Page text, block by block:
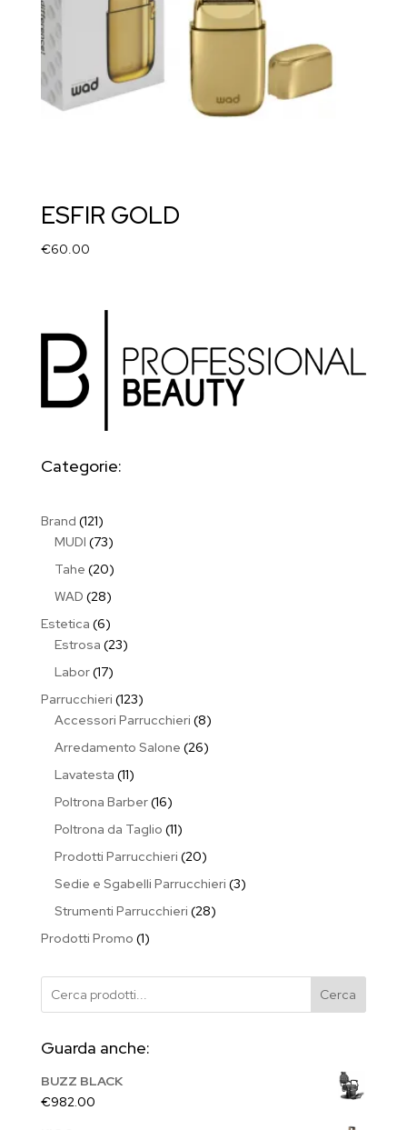
ESFIR GOLD
€60.00
Categorie:
Brand 121121
prodotti
MUDI 7373
prodotti
Tahe 2020
prodotti
WAD 2828
prodotti
Estetica 66
prodotti
Estrosa 2323
Labor 1717
prodotti
Parrucchieri 123123
prodotti
Accessori Parrucchieri 88
prodotti
Arredamento Salone 2626
Lavatesta 1111
prodotti
Poltrona Barber 1616
prodotti
Poltrona da Taglio 1111
prodotti
Prodotti Parrucchieri 2020
prodotti
Sedie e Sgabelli Parrucchieri 33
Strumenti Parrucchieri 2828
Prodotti Promo 11
Cerca
Guarda anche:
BUZZ BLACK
€982.00